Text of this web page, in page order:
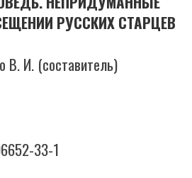
РУССКИХ СТАРЦЕВ
В. И. (составитель)
33-1